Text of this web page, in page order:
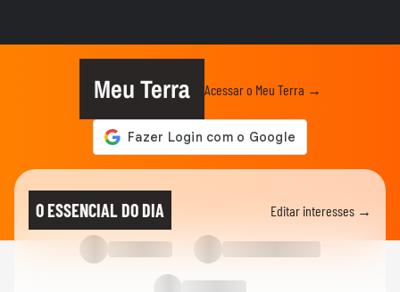
Caiado diz que partidos começaram a se
posicionar nos estados:...
Zema diz que vice deve ser do Novo:
'Queremos alguém com ficha limpa'
De olho na Presidência, Zema anuncia
mudança de BH para São Paulo:...
Meu Terra Acessar o Meu Terra →
O ESSENCIAL DO DIA Editar interesses →